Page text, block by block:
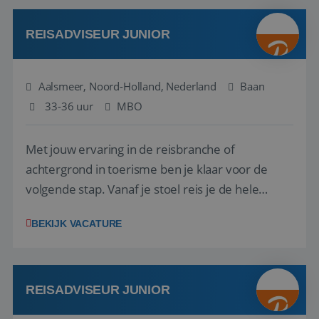
werken: of het nu gaat om vragen ...
REISADVISEUR JUNIOR
Aalsmeer, Noord-Holland, Nederland
Baan
33-36 uur
MBO
Met jouw ervaring in de reisbranche of
achtergrond in toerisme ben je klaar voor de
volgende stap. Vanaf je stoel reis je de hele
wensen van je team, je klant en wat er in de
klanten te overtuigen om die droomreis te
boeken! ...
BEKIJK VACATURE
REISADVISEUR JUNIOR